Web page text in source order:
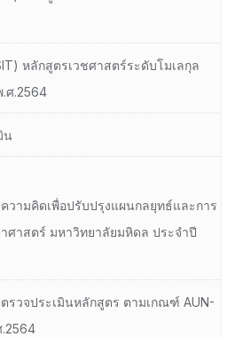
หลักสูตรเวชศาสตร์ระดับโมเลกุล
ศ.2564
น
วามคิดเพื่อปรับปรุงแผนกลยุทธ์และการ
ศาสตร์ มหาวิทยาลัยมหิดล ประจำปี
รวจประเมินหลักสูตร ตามเกณฑ์ AUN-